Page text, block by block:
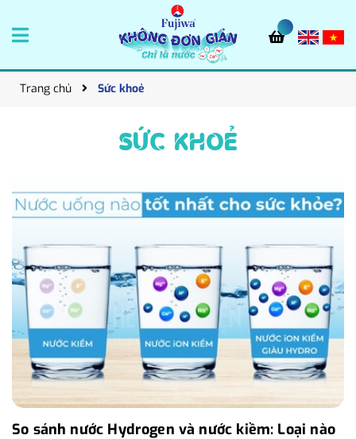
Trang chủ Sức khoẻ
SỨC KHOẺ
So sánh nước Hydrogen và nước kiềm: Loại nào